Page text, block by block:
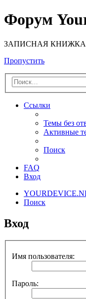
Форум
ЗАПИСНАЯ
Пропустить
Ссылки
Темы без
Активные
Поиск
FAQ
Вход
Поиск
Вход
Имя пользователя:
Пароль: